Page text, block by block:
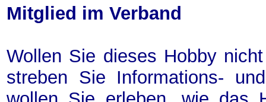
Mitglied im Verband
Wollen Sie dieses Hobby
streben Sie Informations-